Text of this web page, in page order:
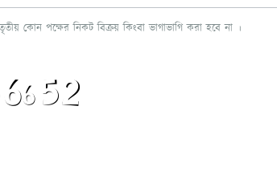
কোন পক্ষের নিকট বিক্রয় কিংবা ভাগাভাগি করা হবে না ।